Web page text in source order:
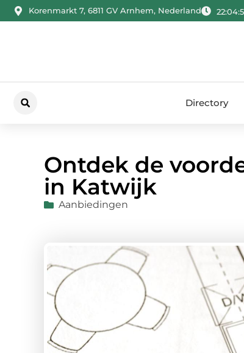
Korenmarkt 7, 6811 GV Arnhem, Nederland
Directory
Ontdek de
in Katwijk
Aanbiedingen